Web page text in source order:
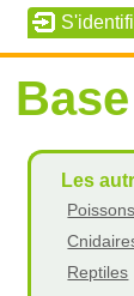
Les
Poissons
Reptiles